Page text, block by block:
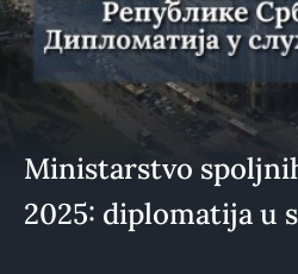
Ministarstvo
2025: diplomatija u